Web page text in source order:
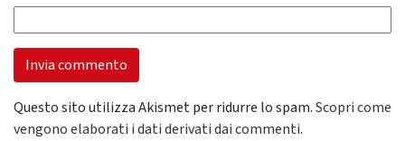
Questo sito utilizza Akismet per ridurre lo spam.Scopri come
vengono elaborati i dati derivati dai commenti.